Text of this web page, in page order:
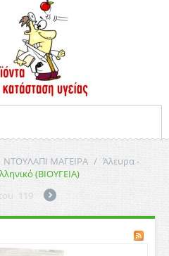
ΝΤΟΥΛΑΠΙ ΜΑΓΕΙΡΑ / Άλευρα -
(ΒΙΟΥΓΕΙΑ)
119